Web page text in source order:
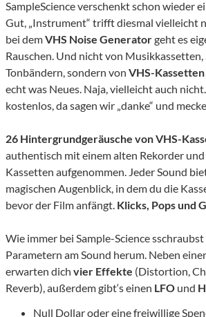
SampleScience verschenkt schon wieder
Gut, „Instrument“ trifft diesmal vielleicht
bei demVHS Noise Generatorgeht es
Rauschen. Und nicht von
Tonbändern, sondern von VHS-Kassetten
echt was Neues. Naja, vielleicht auch
kostenlos, da sagen wir „danke“ und
26 Hintergrundgeräusche von VHS-
authentisch mit einem alten Rekorder
Kassetten aufgenommen. Jeder Sound
magischen Augenblick, in dem du die
bevor der Film anfängt. Klicks, Pops und
Wie immer bei Sample-Science
Parametern am Sound herum. Neben einer
erwarten dich vier Effekte (Distortion,
Reverb), außerdem gibt‘s einen LFO und
Null Dollar oder eine freiwillige